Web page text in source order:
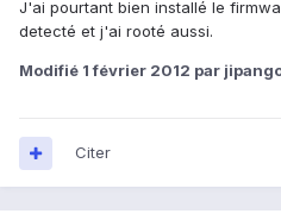
J'ai pourtant bien installé le
detecté et j'ai rooté aussi.
Modifié 1 février 2012 par
Citer